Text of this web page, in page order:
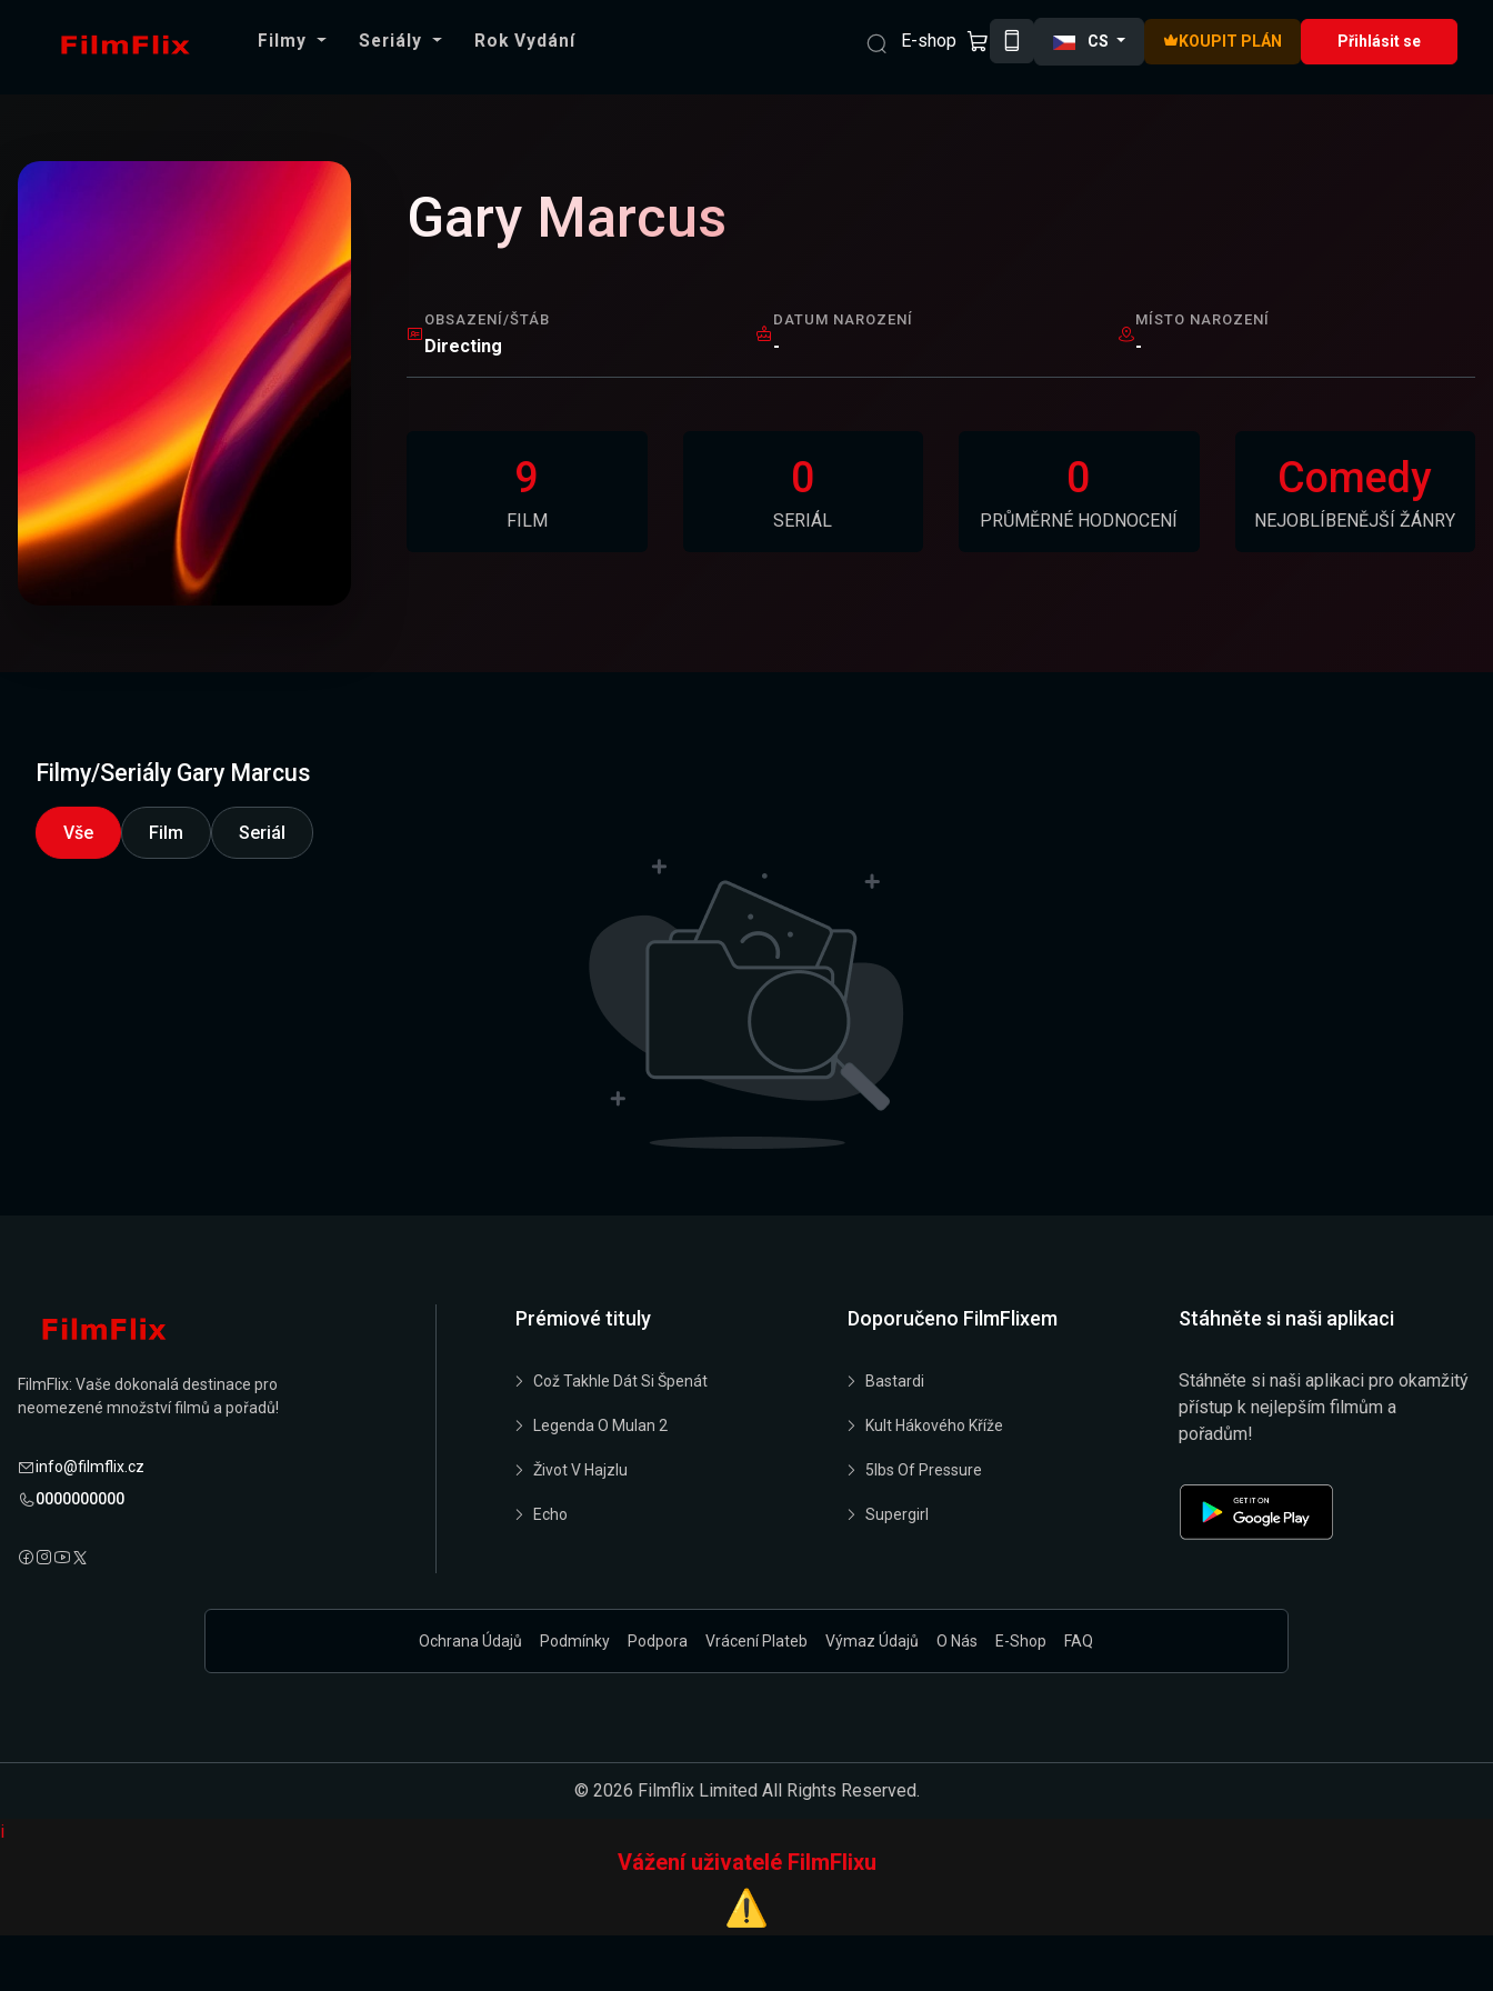
Filmy Seriály Rok Vydání E-shop CS KOUPIT PLÁN Přihlásit se
Gary Marcus
OBSAZENÍ/ŠTÁB
Directing
DATUM NAROZENÍ
-
MÍSTO NAROZENÍ
-
9
FILM
0
SERIÁL
0
PRŮMĚRNÉ HODNOCENÍ
Comedy
NEJOBLÍBENĚJŠÍ ŽÁNRY
Filmy/Seriály Gary Marcus
Vše Film Seriál
FilmFlix: Vaše dokonalá destinace pro
neomezené množství filmů a pořadů!
info@filmflix.cz
0000000000
Prémiové tituly
Což Takhle Dát Si Špenát
Legenda O Mulan 2
Život V Hajzlu
Echo
Doporučeno FilmFlixem
Bastardi
Kult Hákového Kříže
5lbs Of Pressure
Supergirl
Stáhněte si naši aplikaci
Stáhněte si naši aplikaci pro okamžitý
přístup k nejlepším filmům a
pořadům!
Ochrana Údajů Podmínky Podpora Vrácení Plateb Výmaz Údajů O Nás E-Shop FAQ
© 2026 Filmflix Limited All Rights Reserved.
i
Vážení uživatelé FilmFlixu
⚠️